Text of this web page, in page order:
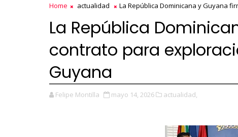
Home actualidad La República Dominicana y Guyana
La República
contrato para
Guyana
Felipe Montilla mayo 14, 2026 actualidad,